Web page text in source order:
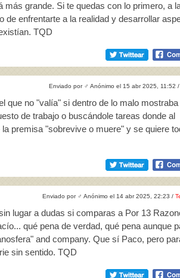
grande. Si te quedas con lo primero, a
de enfrentarte a la realidad y desarrollar
TQD
Enviado por ♂ Anónimo el 15 abr 2025, 11:52 /
que no "valía" si dentro de lo malo mostraba
de trabajo o buscándole tareas donde al
premisa "sobrevive o muere" y se quiere
Enviado por ♂ Anónimo el 14 abr 2025, 22:23 /
lugar a dudas si comparas a Por 13
qué pena de verdad, qué pena aunque
and company. Que sí Paco, pero
sin sentido. TQD